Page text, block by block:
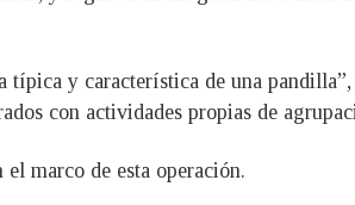
típica y característica de una
con actividades propias de
el marco de esta operación.